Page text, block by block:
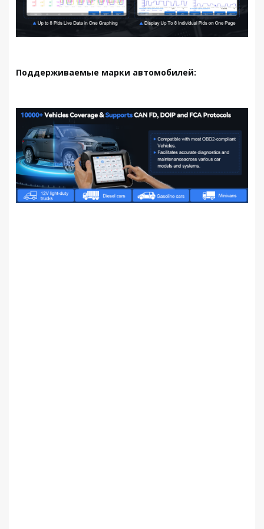
Поддерживаемые марки автомобилей: